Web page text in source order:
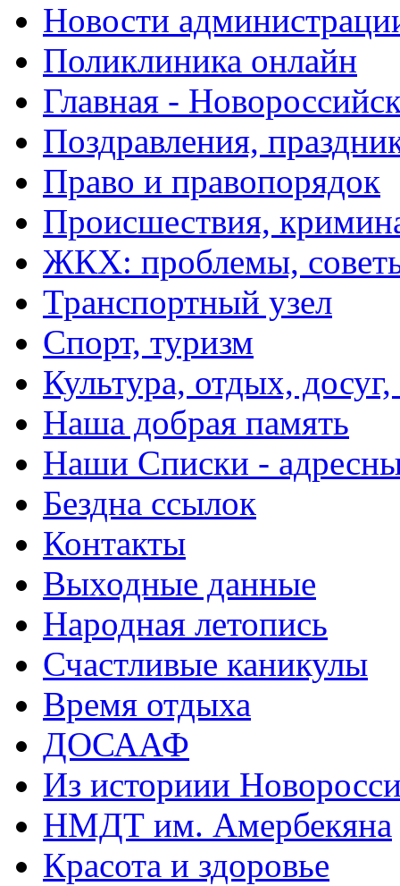
Новости
Поликлиника онлайн
Главная -
Поздравления,
Право и правопорядок
Происшествия,
ЖКХ: проблемы,
Транспортный узел
Спорт, туризм
Культура, отдых,
Наша добрая память
Наши Списки -
Бездна ссылок
Контакты
Выходные данные
Народная летопись
Счастливые каникулы
Время отдыха
ДОСААФ
Из историии
НМДТ им. Амербекяна
Красота и здоровье